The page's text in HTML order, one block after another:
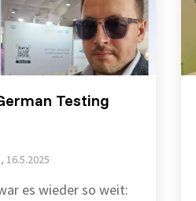
Testing
16.5.2025
es wieder so weit: